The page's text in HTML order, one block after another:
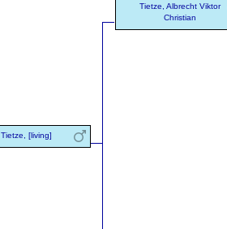
Tietze, [living]
Tietze, Albrecht Viktor
Christian